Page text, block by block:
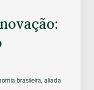
brasileira, aliada